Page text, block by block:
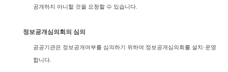
공개하지 아니할 것을 요청할 수 있습니다.
정보공개심의회의 심의
공공기관은 정보공개여부를 심의하기 위하여 정보공개심의회를 설치·운영
합니다.